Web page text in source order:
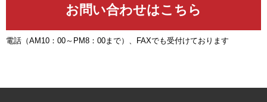
電話（AM10：00～PM8：00まで）、FAXでも受付けております